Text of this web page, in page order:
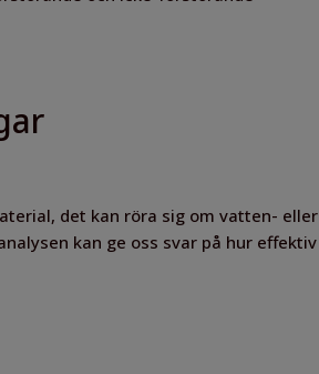
det kan röra sig om vatten- eller
kan ge oss svar på hur effektiv